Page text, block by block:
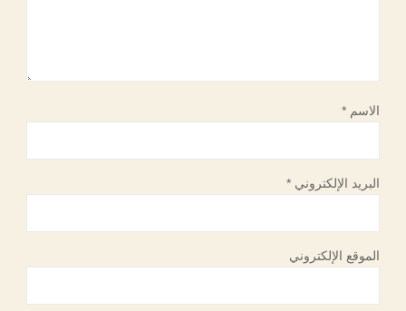
الاسم*
البريد الإلكتروني*
الموقع الإلكتروني